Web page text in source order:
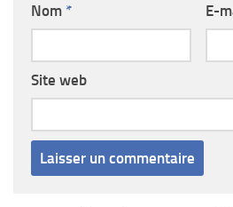
Nom * E-
Site web